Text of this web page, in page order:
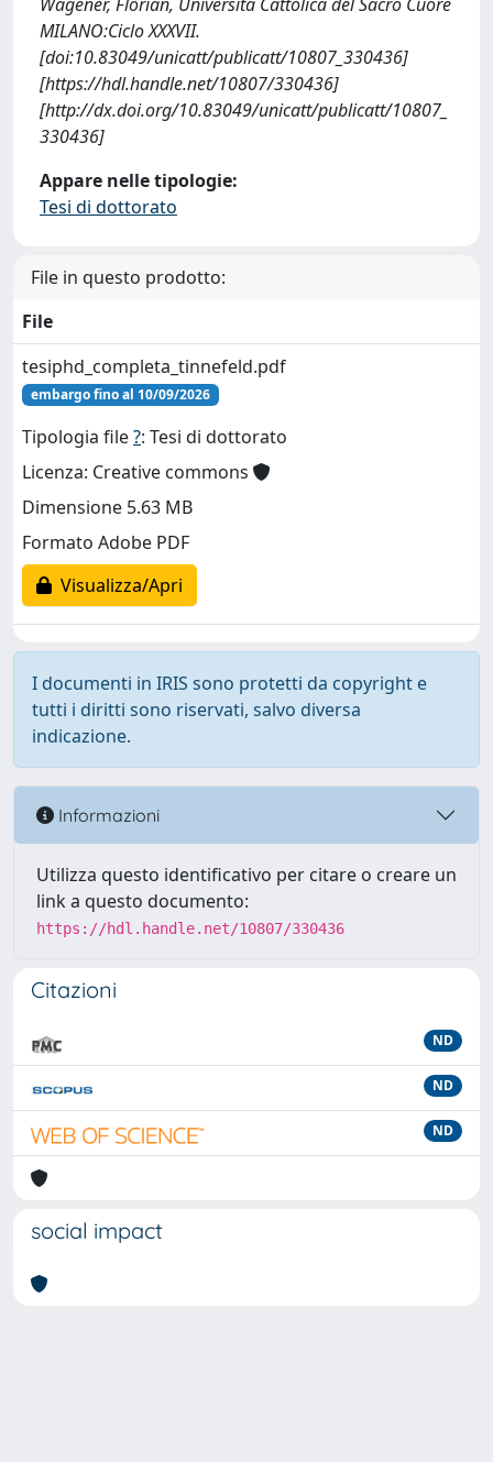
MILANO:Ciclo XXXVII.
[doi:10.83049/unicatt/publicatt/10807_330436]
[https://hdl.handle.net/10807/330436]
[http://dx.doi.org/10.83049/unicatt/publicatt/10807_
330436]
Appare nelle tipologie:
Tesi di dottorato
File in questo prodotto:
File
tesiphd_completa_tinnefeld.pdf
embargo fino al 10/09/2026
Tipologia file?: Tesi di dottorato
Licenza: Creative commons
Dimensione 5.63 MB
Formato Adobe PDF
Visualizza/Apri
I documenti in IRIS sono protetti da copyright e
tutti i diritti sono riservati, salvo diversa
indicazione.
Informazioni
Utilizza questo identificativo per citare o creare un
link a questo documento:
https://hdl.handle.net/10807/330436
Citazioni
ND
ND
ND
social impact